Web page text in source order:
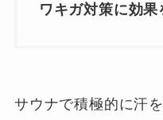
ワキガ対策に効果
サウナで積極的に汗